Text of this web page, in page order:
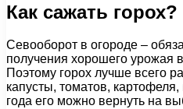
Как сажать горох?
Севооборот в огороде –
получения хорошего урожая
Поэтому горох лучше всего
капусты, томатов,
года его можно вернуть на